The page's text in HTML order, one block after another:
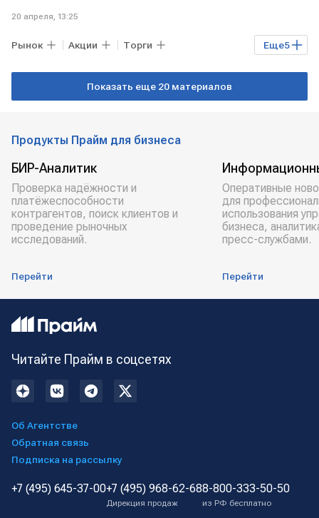
20 апреля, 13:25
Еще5
Рынок Акции Торги
Евгений Локтюхов Мосбиржа ЮГК
Показать еще 20 материалов
Продукты Прайм для бизнеса
БИР-Аналитик
Проверка надёжности и
платёжеспособности
контрагентов, поиск клиентов и
проведение рыночных
исследований.
Перейти
Оперативные
для
использования
бизнеса,
пресс-службами.
Перейти
Читайте Прайм в соцсетях
Об Агентстве
Обратная связь
Подписка на рассылку
+7 (495) 645-37-00+7 (495) 968-62-68
Дирекция продаж
8-800-333-50-50
из РФ бесплатно